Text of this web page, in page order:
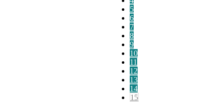
5
6
7
8
9
10
11
12
13
14
15